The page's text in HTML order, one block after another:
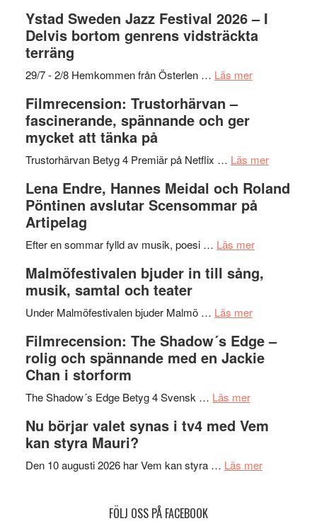
med
Fox
och
Scully
stipendium
Det
grönaste
–
och
lättsam
Ystad Sweden Jazz Festival 2026 – I
Delvis bortom genrens vidsträckta
terräng
29/7 - 2/8 Hemkommen från Österlen … Läs merom
2026
I
Delvis
genrens
terräng
Filmrecension: Trustorhärvan –
fascinerande, spännande och ger
mycket att tänka på
Trustorhärvan Betyg 4 Premiär på Netflix … Läs merom
på
Lena Endre, Hannes Meidal och Roland
Pöntinen avslutar Scensommar på
Artipelag
Efter en sommar fylld av musik, poesi … Läs merom
Endre,
Roland
Pöntinen
Artipelag
Malmöfestivalen bjuder in till sång,
musik, samtal och teater
Under Malmöfestivalen bjuder Malmö … Läs merom
bjuder
in
samtal
teater
Filmrecension: The Shadow´s Edge –
rolig och spännande med en Jackie
Chan i storform
The Shadow´s Edge Betyg 4 Svensk … Läs merom
The
´s
Nu börjar valet synas i tv4 med Vem
kan styra Mauri?
Den 10 augusti 2026 har Vem kan styra … Läs merom
FÖLJ OSS PÅ FACEBOOK